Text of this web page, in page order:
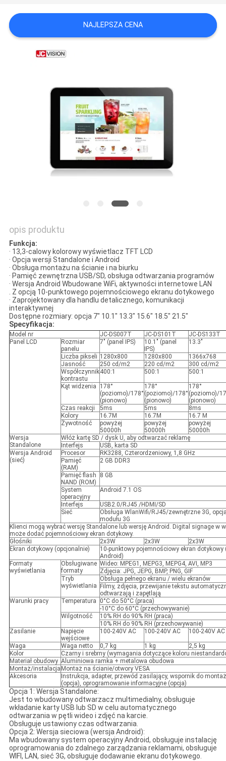
POPROSIĆ
O
WYCENĘ
SITEMAP
POLITYKA
PRYWATNOŚCI
NAJLEPSZA CENA
opis produktu
Funkcja:
· 13,3-calowy kolorowy wyświetlacz TFT LCD
· Opcja wersji Standalone i Android
· Obsługa montażu na ścianie i na biurku
· Pamięć zewnętrzna USB/SD, obsługa odtwarzania programów
· Wersja Android Wbudowane WiFi, aktywności internetowe LAN
. Z opcją 10-punktowego pojemnościowego ekranu dotykowego
· Zaprojektowany dla handlu detalicznego, komunikacji
interaktywnej
Dostępne rozmiary: opcja 7" 10.1" 13.3" 15.6" 18.5" 21.5"
Specyfikacja:
Model nr JC-DS007T JC-DS101T
JC-DS133T
Panel LCD
Rozmiar
panelu
7" (panel IPS)
10.1" (panel
IPS)
13.3"
Liczba pikseli 1280x800 1280x800
1366x768
Jasność
250 cd/m2 220 cd/m2
300 cd/m2
Współczynnik
kontrastu
400:1 500:1 500:1
Kąt widzenia
178°
(poziomo)/178°
(pionowo)
178°
(poziomo)/178°
(pionowo)
178°
(poziomo)/
(pionowo)
Czas reakcji
5ms 5ms
8ms
Kolory
16.7M 16.7M
16.7 M
Żywotność
powyżej
50000h
powyżej
50000h
powyżej
50000h
Wersja
Standalone
Włóż kartę SD / dysk U, aby odtwarzać reklamę
Interfejs
USB, karta SD
Wersja Android
(sieć)
Procesor
RK3288, Czterordzeniowy, 1,8 GHz
Pamięć
(RAM)
2 GB DDR3
Pamięć flash
NAND (ROM)
8 GB
System
operacyjny
Android 7.1 OS
Interfejs
USB2.0/RJ45 /HDMI/SD
Sieć
Obsługa WlanWifi/RJ45/zewnętrzne 3G,
modułu 3G
Klienci mogą wybrać wersję Standalone lub wersję Android. Digital signage w
może dodać pojemnościowy ekran dotykowy.
Głośniki
2x3W 2x3W
2x3W
Ekran dotykowy (opcjonalnie)
10-punktowy pojemnościowy ekran dotykowy
Android)
Formaty
wyświetlania
Obsługiwane
formaty
Wideo: MPEG1, MEPG3, MEPG4, AVI, MP3
Zdjęcia: JPG, JEPG, BMP, PNG, GIF
Tryb
wyświetlania
Obsługa pełnego ekranu / wielu ekranów
Filmy, zdjęcia, przewijanie tekstu
odtwarzają i zapętlają
Warunki pracy
Temperatura
0°C do 50°C (praca)
-10°C do 60°C (przechowywanie)
Wilgotność
10% RH do 90% RH (praca)
10% RH do 90% RH (przechowywanie)
Zasilanie
Napięcie
wejściowe
100-240V AC 100-240V AC 100-240V AC
Waga Waga netto 0,7 kg 1 kg
2,5 kg
Kolor
Czarny i srebrny (wymagania dotyczące koloru
Materiał obudowy Aluminiowa ramka + metalowa obudowa
Montaż/instalacja Montaż na ścianie/otwory VESA
Akcesoria
Instrukcja, adapter, przewód zasilający, wspornik do
(opcja), oprogramowanie informacyjne (opcja)
Opcja 1: Wersja Standalone:
Jest to wbudowany odtwarzacz multimedialny, obsługuje
wkładanie karty USB lub SD w celu automatycznego
odtwarzania w pętli wideo i zdjęć na karcie.
Obsługuje ustawiony czas odtwarzania.
Opcja 2: Wersja sieciowa (wersja Android):
Ma wbudowany system operacyjny Android, obsługuje instalację
oprogramowania do zdalnego zarządzania reklamami, obsługuje
WIFI, LAN, sieć 3G, obsługuje dodawanie ekranu dotykowego.